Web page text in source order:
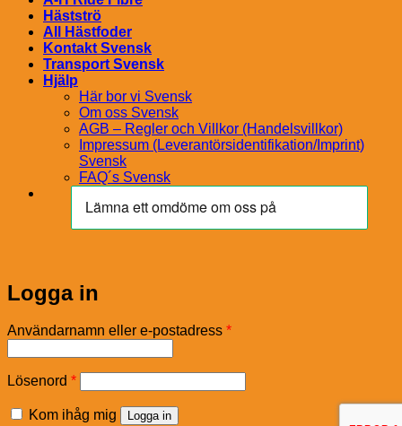
Hästströ
All Hästfoder
Kontakt Svensk
Transport Svensk
Hjälp
Här bor vi Svensk
Om oss Svensk
AGB – Regler och Villkor (Handelsvillkor)
Impressum (Leverantörsidentifikation/Imprint)
Svensk
FAQ´s Svensk
Logga in
Användarnamn eller e-postadress *Obligatoriskt
Lösenord *Obligatoriskt
Kom ihåg mig Logga in